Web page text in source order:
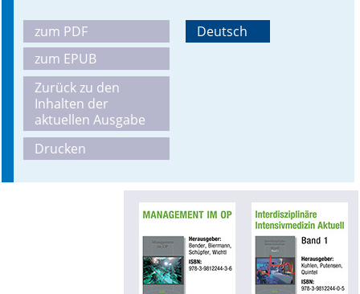
zum PDF
zum EPUB
Zurück zu den
Inhalten der
aktuellen Ausgabe
Drucken
Deutsch